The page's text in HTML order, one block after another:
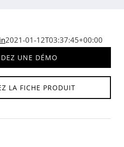
2021-01-12T03:37:45+00:00
UNE DÉMO
LA FICHE PRODUIT